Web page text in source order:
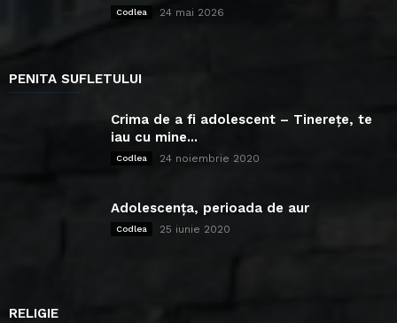
Codlea 24 mai 2026
PENITA SUFLETULUI
Crima de a fi adolescent – Tinerețe, te
iau cu mine...
Codlea 24 noiembrie 2020
Adolescența, perioada de aur
Codlea 25 iunie 2020
RELIGIE